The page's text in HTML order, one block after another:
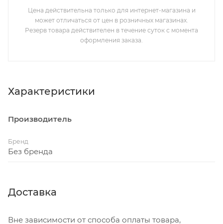
Цена действительна только для интернет-магазина и
может отличаться от цен в розничных магазинах.
Резерв товара действителен в течение суток с момента
оформления заказа.
Характеристики
Производитель
Бренд
Без бренда
Доставка
Вне зависимости от способа оплаты товара,